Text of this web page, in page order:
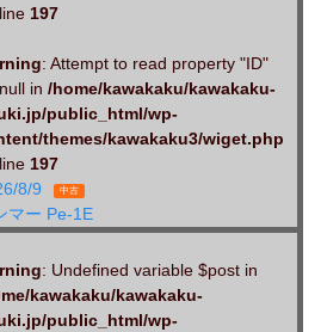
197
: Attempt to read property "ID"
in /home/kawakaku/kawakaku-
public_html/wp-
themes/kawakaku3/wiget.php
197
8/9
中古
マー Pe-1E
: Undefined variable $post in
kawakaku/kawakaku-
public_html/wp-